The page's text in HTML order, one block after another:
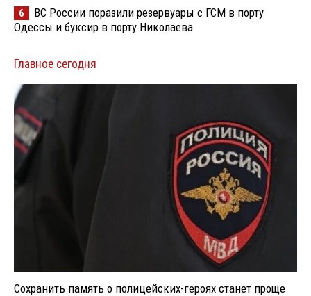
6
ВС России поразили резервуары с ГСМ в порту
Одессы и буксир в порту Николаева
Главное сегодня
Сохранить память о полицейских-героях станет проще